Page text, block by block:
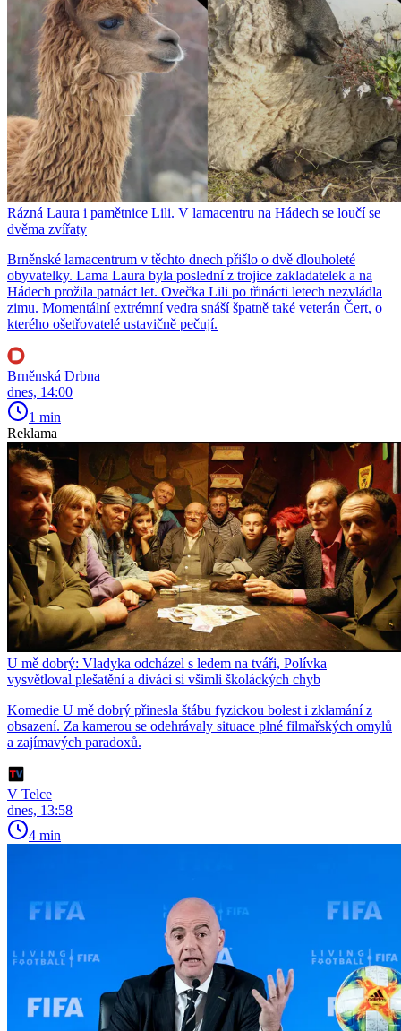
Rázná Laura i pamětnice Lili. V lamacentru na Hádech se loučí se
dvěma zvířaty
Brněnské lamacentrum v těchto dnech přišlo o dvě dlouholeté
obyvatelky. Lama Laura byla poslední z trojice zakladatelek a na
Hádech prožila patnáct let. Ovečka Lili po třinácti letech nezvládla
zimu. Momentální extrémní vedra snáší špatně také veterán Čert, o
kterého ošetřovatelé ustavičně pečují.
Brněnská Drbna
dnes, 14:00
1 min
Reklama
U mě dobrý: Vladyka odcházel s ledem na tváři, Polívka
vysvětloval plešatění a diváci si všimli školáckých chyb
Komedie U mě dobrý přinesla štábu fyzickou bolest i zklamání z
obsazení. Za kamerou se odehrávaly situace plné filmařských omylů
a zajímavých paradoxů.
V Telce
dnes, 13:58
4 min